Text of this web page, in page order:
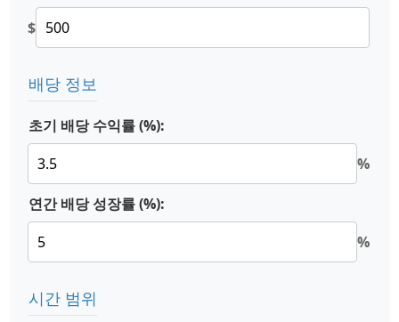
$
배당 정보
초기 배당 수익률 (%):
%
연간 배당 성장률 (%):
%
시간 범위